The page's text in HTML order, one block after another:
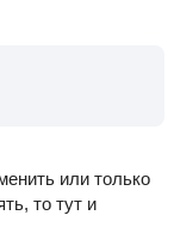
или только
то тут и